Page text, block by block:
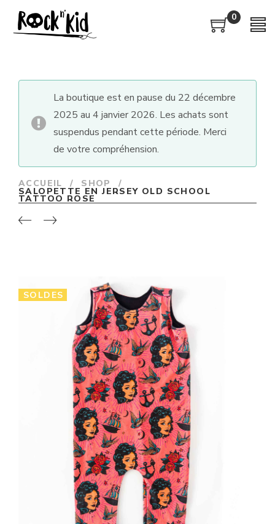
0
La boutique est en pause du 22 décembre
2025 au 4 janvier 2026. Les achats sont
suspendus pendant cette période. Merci
de votre compréhension.
ACCUEIL / SHOP /
SALOPETTE EN JERSEY OLD SCHOOL
TATTOO ROSE
SOLDES